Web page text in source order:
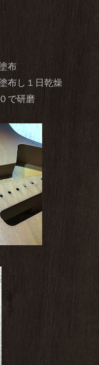
布
布し１日乾燥
で研磨